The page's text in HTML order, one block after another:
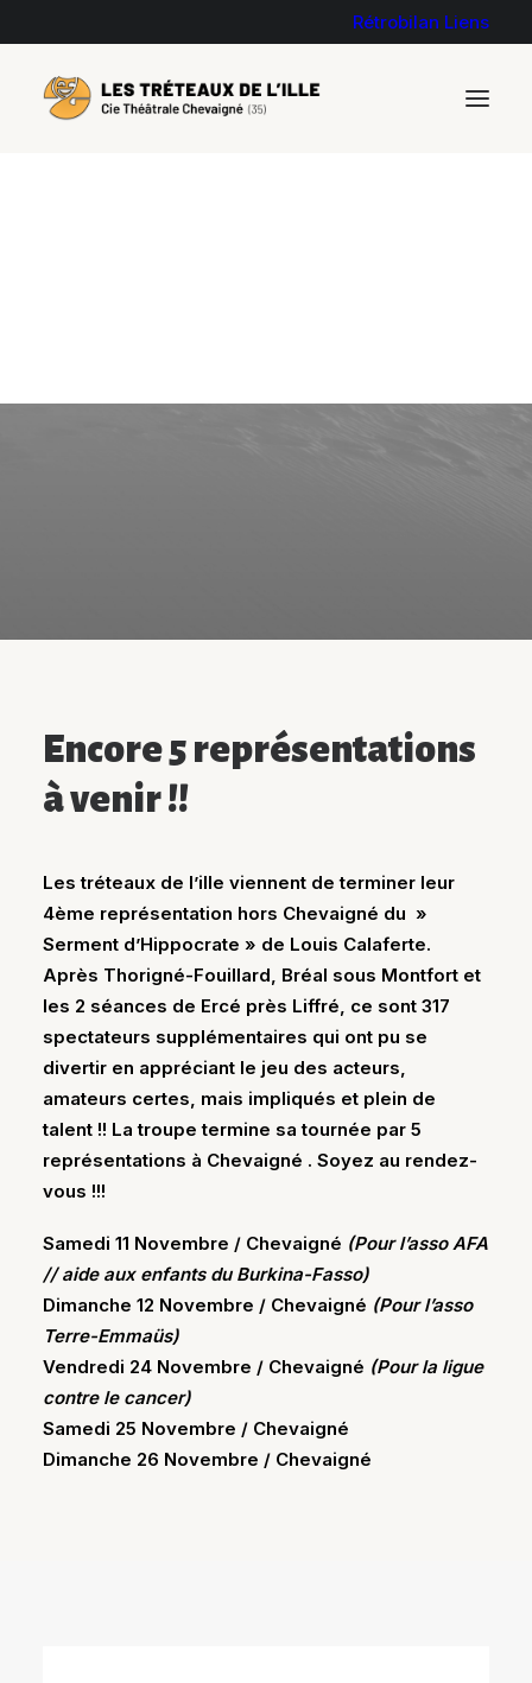
Rétrobilan Liens
Encore 5 représentations
à venir !!
Les tréteaux de l’ille viennent de terminer leur
4ème représentation hors Chevaigné du »
Serment d’Hippocrate » de Louis Calaferte.
Après Thorigné-Fouillard, Bréal sous Montfort et
les 2 séances de Ercé près Liffré, ce sont 317
spectateurs supplémentaires qui ont pu se
divertir en appréciant le jeu des acteurs,
amateurs certes, mais impliqués et plein de
talent !! La troupe termine sa tournée par 5
représentations à Chevaigné . Soyez au rendez-
vous !!!
Samedi 11 Novembre / Chevaigné (Pour l’asso AFA
// aide aux enfants du Burkina-Fasso)
Dimanche 12 Novembre / Chevaigné (Pour l’asso
Terre-Emmaüs)
Vendredi 24 Novembre / Chevaigné (Pour la ligue
contre le cancer)
Samedi 25 Novembre / Chevaigné
Dimanche 26 Novembre / Chevaigné